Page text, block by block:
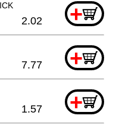
+
2.02
+
7.77
+
1.57